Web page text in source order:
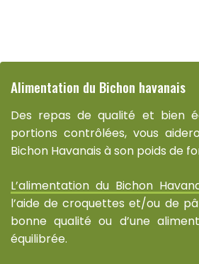
Alimentation du Bichon havanais
Des repas de qualité et bien
portions contrôlées, vous
Bichon Havanais à son poids de
L’alimentation du Bichon
l’aide de croquettes et/ou de
bonne qualité ou d’une
équilibrée.